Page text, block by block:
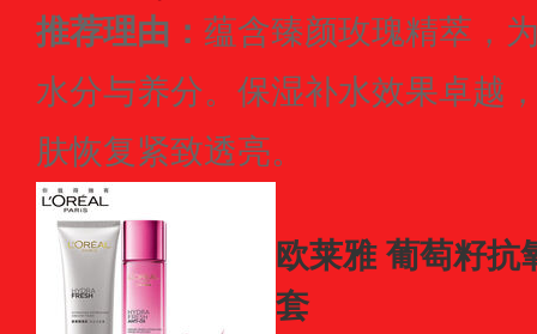
推荐理由： 蕴含臻颜玫瑰精萃，
水分与养分。保湿补水效果卓越
肤恢复紧致透亮。
欧莱雅 葡萄籽抗
套